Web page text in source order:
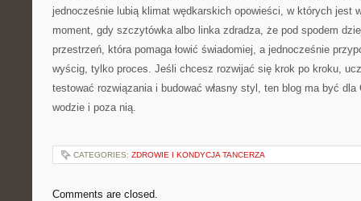
jednocześnie lubią klimat wędkarskich opowieści, w których jest
moment, gdy szczytówka albo linka zdradza, że pod spodem
przestrzeń, która pomaga łowić świadomiej, a jednocześnie
wyścig, tylko proces. Jeśli chcesz rozwijać się krok po kroku,
testować rozwiązania i budować własny styl, ten blog ma być
wodzie i poza nią.
CATEGORIES: ZDROWIE I KONDYCJA TANCERZA
Comments are closed.